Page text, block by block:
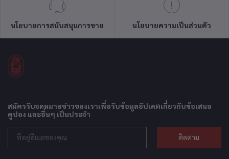
นโยบายการสนับสนุนการขาย นโยบายความเป็นส่วนตัว
สมัครรับจดหมายข่าวของเราเพื่อรับข้อมูลอัปเดตเกี่ยวกับข้อเสนอ
คูปอง และอื่นๆ เป็นประจำ
ติดตาม